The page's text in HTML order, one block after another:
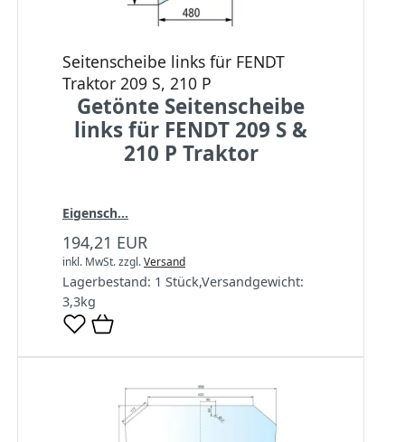
Seitenscheibe links für FENDT
Traktor 209 S, 210 P
Getönte Seitenscheibe
links für FENDT 209 S &
210 P Traktor
Eigensch...
194,21 EUR
inkl. MwSt.zzgl.Versand
Lagerbestand: 1 Stück,Versandgewicht:
3,3kg